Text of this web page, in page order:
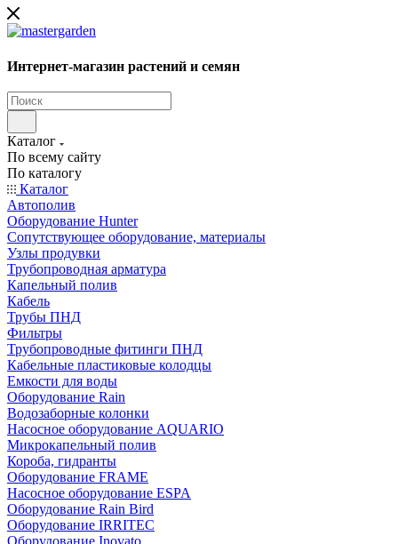
Интернет-магазин растений и семян
Каталог
По всему сайту
По каталогу
Каталог
Автополив
Оборудование Hunter
Сопутствующее оборудование, материалы
Узлы продувки
Трубопроводная арматура
Капельный полив
Кабель
Трубы ПНД
Фильтры
Трубопроводные фитинги ПНД
Кабельные пластиковые колодцы
Емкости для воды
Оборудование Rain
Водозаборные колонки
Насосное оборудование AQUARIO
Микрокапельный полив
Короба, гидранты
Оборудование FRAME
Насосное оборудование ESPA
Оборудование Rain Bird
Оборудование IRRITEC